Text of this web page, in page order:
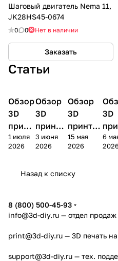
Шаговый двигатель Nema 11,
JK28HS45-0674
0 0 Нет в наличии
Заказать
Статьи
3D
принтеры
Обзор
3D
принт
ера
Bamb
1 июля
2026
3D
принтеры
Обзор
3D
принте
ра
Anycubi
4
3 июня
2026
3D
принтеры
Обзор
3D
принтер
а
FlashFo
Creator
15 мая
2026
3D
ра
6
Назад к списку
8 (800) 500-45-93
info@3d-diy.ru — отдел продаж
print@3d-diy.ru — 3D печать
support@3d-diy.ru — тех.